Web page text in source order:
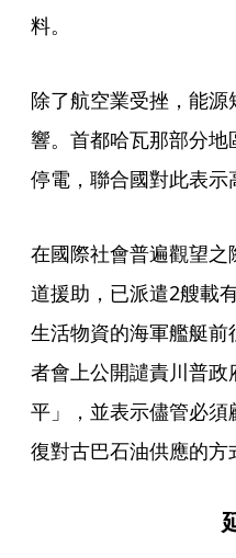
料。
除了航空業受挫，能
響。首都哈瓦那部分地
停電，聯合國對此表示
在國際社會普遍觀望
道援助，已派遣2艘載
生活物資的海軍艦艇
者會上公開譴責川普
平」，並表示儘管必
復對古巴石油供應的方